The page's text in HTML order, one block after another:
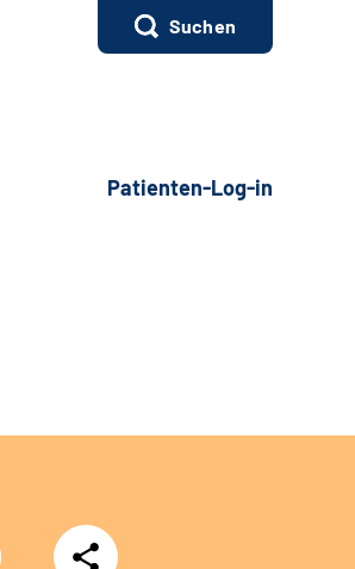
Suchen
Patienten-Log-in
Teilen